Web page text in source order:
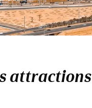
attractions